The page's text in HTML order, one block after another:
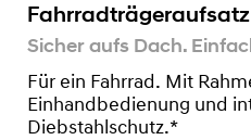
Fahrradträgeraufsatz
Sicher aufs Dach.
Für ein Fahrrad. Mit
Einhandbedienung und
Diebstahlschutz.*